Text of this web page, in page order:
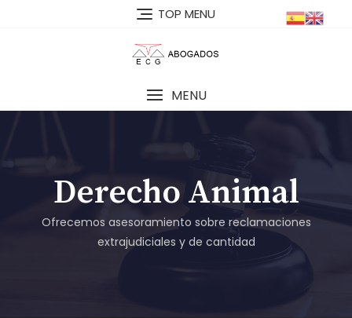
TOP MENU
MENU
Derecho Animal
Ofrecemos asesoramiento sobre reclamaciones
extrajudiciales y de cantidad